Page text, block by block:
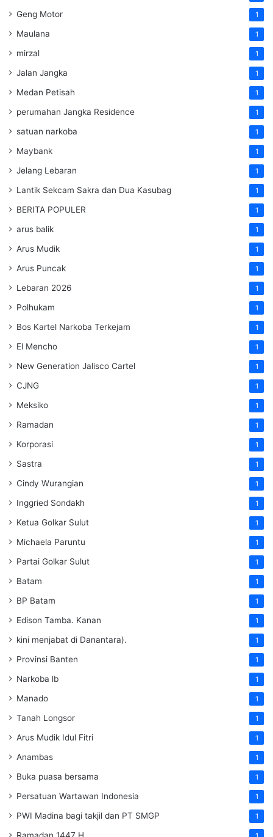
Geng Motor 1
Maulana 1
mirzal 1
Jalan Jangka 1
Medan Petisah 1
perumahan Jangka Residence 1
satuan narkoba 1
Maybank 1
Jelang Lebaran 1
Lantik Sekcam Sakra dan Dua Kasubag 1
BERITA POPULER 1
arus balik 1
Arus Mudik 1
Arus Puncak 1
Lebaran 2026 1
Polhukam 1
Bos Kartel Narkoba Terkejam 1
El Mencho 1
New Generation Jalisco Cartel 1
CJNG 1
Meksiko 1
Ramadan 1
Korporasi 1
Sastra 1
Cindy Wurangian 1
Inggried Sondakh 1
Ketua Golkar Sulut 1
Michaela Paruntu 1
Partai Golkar Sulut 1
Batam 1
BP Batam 1
Edison Tamba. Kanan 1
kini menjabat di Danantara). 1
Provinsi Banten 1
Narkoba lb 1
Manado 1
Tanah Longsor 1
Arus Mudik Idul Fitri 1
Anambas 1
Buka puasa bersama 1
Persatuan Wartawan Indonesia 1
PWI Madina bagi takjil dan PT SMGP 1